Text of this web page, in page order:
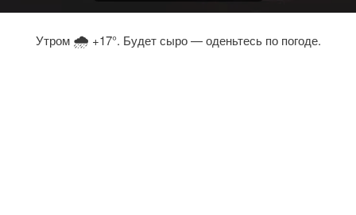
Утром 🌧 +17°. Будет сыро — оденьтесь по погоде.